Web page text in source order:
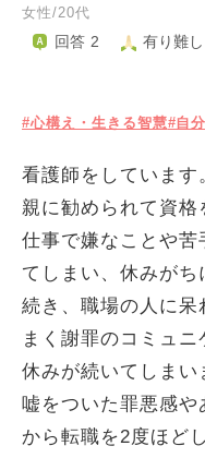
女性/20代
回答 2 有り難
#心構え・生きる智慧#自
看護師をしています
親に勧められて資格
仕事で嫌なことや
てしまい、休みが
続き、職場の人に呆
まく謝罪のコミュ
休みが続いてしま
嘘をついた罪悪感や
から転職を2度ほど